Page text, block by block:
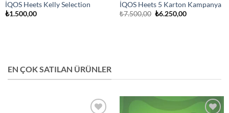
İQOS Heets Kelly Selection
₺1.500,00
İQOS Heets 5 Karton Kampanya
₺7.500,00 Orijinal
₺6.250,00Şu
EN ÇOK SATILAN ÜRÜNLER